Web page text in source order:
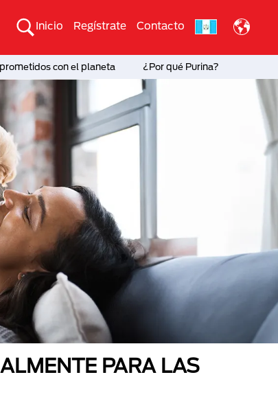
Inicio Regístrate Contacto
con el planeta ¿Por qué Purina?
PARA LAS